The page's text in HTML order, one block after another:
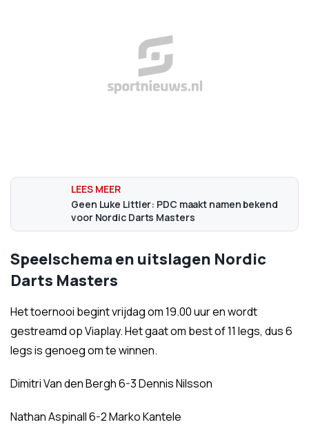
Geen Luke Littler: PDC maakt namen bekend
voor Nordic Darts Masters
Speelschema en uitslagen Nordic
Darts Masters
Het toernooi begint vrijdag om 19.00 uur en wordt
gestreamd op Viaplay. Het gaat om best of 11 legs, dus 6
legs is genoeg om te winnen.
Dimitri Van den Bergh 6-3 Dennis Nilsson
Nathan Aspinall 6-2 Marko Kantele